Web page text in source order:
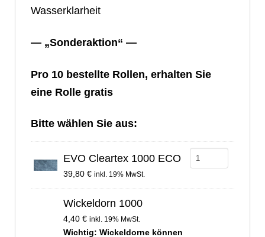
Wasserklarheit
— „Sonderaktion“ —
Pro 10 bestellte Rollen, erhalten Sie
eine Rolle gratis
Bitte wählen Sie aus:
EVO Cleartex 1000 ECO
39,80 € inkl. 19% MwSt.
EVO
1000
Wickeldorn 1000
4,40 € inkl. 19% MwSt.
Wichtig: Wickeldorne können